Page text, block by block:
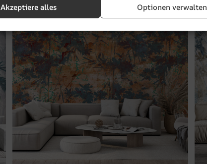
Akzeptiere alles Optionen verwalten
BEFÖRDERUNG!